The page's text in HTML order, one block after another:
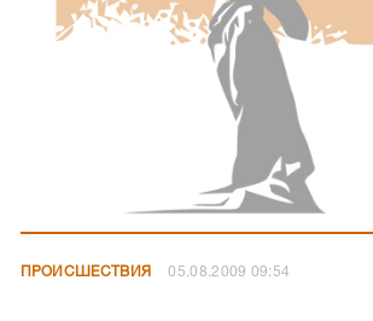
ПРОИСШЕСТВИЯ 05.08.2009 09:54